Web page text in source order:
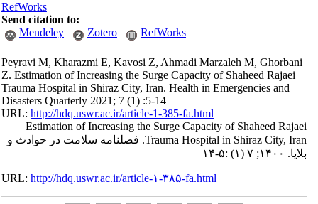
RefWorks
Send citation to:
Mendeley
Zotero RefWorks
Peyravi M, Kharazmi E, Kavosi Z, Ahmadi Marzaleh M, Ghorbani
Z. Estimation of Increasing the Surge Capacity of Shaheed Rajaei
Trauma Hospital in Shiraz City, Iran. Health in Emergencies and
Disasters Quarterly 2021; 7 (1) :5-14
URL:http://hdq.uswr.ac.ir/article-1-385-fa.html
Estimation of Increasing the Surge Capacity of Shaheed Rajaei
Trauma Hospital in Shiraz City, Iran. فصلنامه سلامت در حوادث و
بلایا. ۱۴۰۰; ۷ (۱) :۵-۱۴
URL:http://hdq.uswr.ac.ir/article-۱-۳۸۵-fa.html